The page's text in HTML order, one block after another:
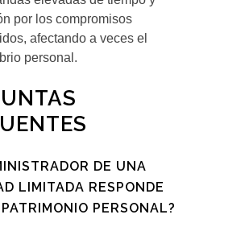
por los compromisos
afectando a veces el
personal.
DE UNA
LIMITADA RESPONDE
PERSONAL?